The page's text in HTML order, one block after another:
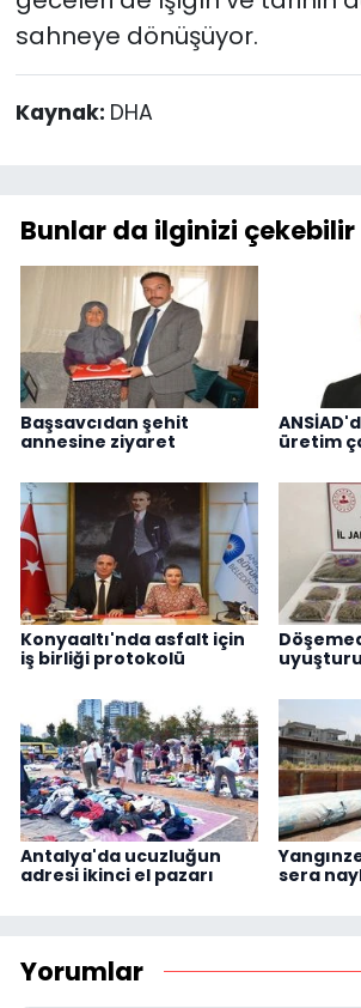
sahneye dönüşüyor.
Kaynak: DHA
Bunlar da ilginizi çekebilir
Başsavcıdan şehit
annesine ziyaret
üretim
Konyaaltı'nda asfalt için
iş birliği protokolü
Antalya'da ucuzluğun
adresi ikinci el pazarı
sera
Yorumlar